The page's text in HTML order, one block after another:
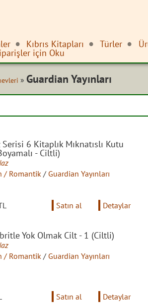
Kıbrıs Kitapları Türler
için Oku
» Guardian Yayınları
6 Kitaplık Mıknatıslı Kutu
- Ciltli)
/ Romantik / Guardian Yayınları
Satın al Detaylar
Yok Olmak Cilt - 1 (Ciltli)
/ Romantik / Guardian Yayınları
Satın al Detaylar